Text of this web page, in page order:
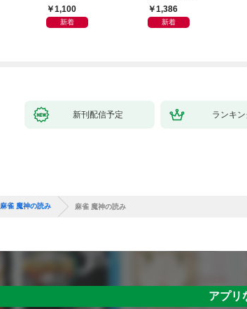
1,100
新着
1,386
新着
新刊配信予定 ランキ
麻雀 魔神の読み 麻雀 魔神の読み
アプリ